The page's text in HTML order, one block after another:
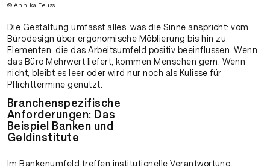
© Annika Feuss
Die Gestaltung umfasst alles, was die Sinne anspricht: vom
Bürodesign über ergonomische Möblierung bis hin zu
Elementen, die das Arbeitsumfeld positiv beeinflussen. Wenn
das Büro Mehrwert liefert, kommen Menschen gern. Wenn
nicht, bleibt es leer oder wird nur noch als Kulisse für
Pflichttermine genutzt.
Branchenspezifische
Anforderungen: Das
Beispiel Banken und
Geldinstitute
Im Bankenumfeld treffen institutionelle Verantwortung,